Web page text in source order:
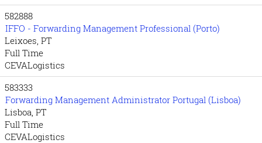
582888
IFFO - Forwarding Management Professional (Porto)
Leixoes, PT
Full Time
CEVALogistics
583333
Forwarding Management Administrator Portugal (Lisboa)
Lisboa, PT
Full Time
CEVALogistics